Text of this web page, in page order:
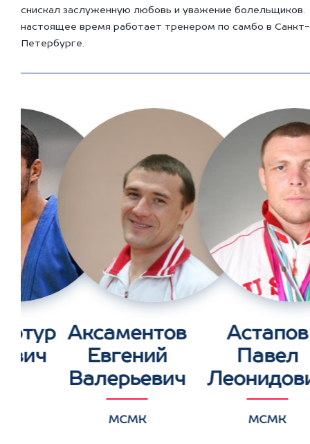
снискал заслуженную любовь и уважение
настоящее время работает тренером по самбо в Санкт-
Петербурге.
Аксаментов
Евгений
Валерьевич
МСМК
Астапов
Павел
МСМК